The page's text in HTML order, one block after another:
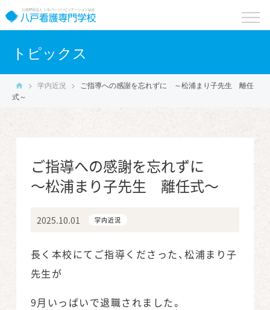
toggle
トピックス
> 学内近況 > ご指導への感謝を忘れずに
～松浦まり子先生 離任
式～
ご指導への感謝を忘れずに
～松浦まり子先生 離任式～
2025.10.01 学内近況
長く本校にてご指導くださった、松浦まり子
先生が
9月いっぱいで退職されました。